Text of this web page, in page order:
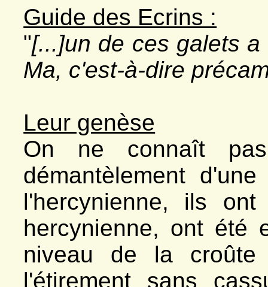
Guide des Ecrins :
"[...]un de ces galets
Ma, c'est-à-dire
Leur genèse
On ne connaît
démantèlement
l'hercynienne, ils
hercynienne, ont été
niveau de la croûte
l'étirement sans